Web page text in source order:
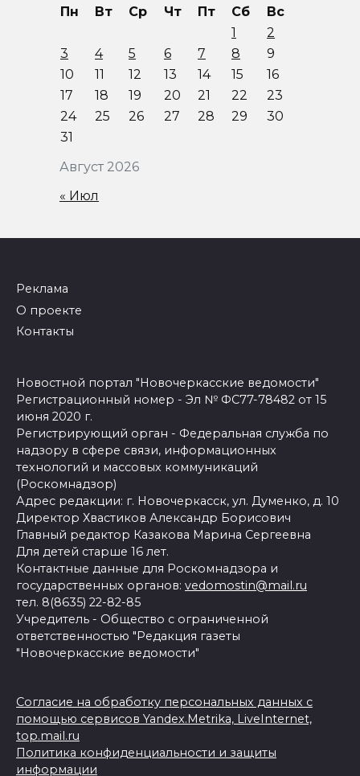
Август 2026
Пн Вт Ср Чт Пт Сб
Вс
1
2
3
4 5 6 7 8
9
10
11 12 13 14 15
16
17
18 19 20 21 22
23
24
25 26 27 28 29
30
31
« Июл
Реклама
О проекте
Контакты
Новостной портал "Новочеркасские ведомости"
Регистрационный номер - Эл № ФС77-78482 от 15
июня 2020 г.
Регистрирующий орган - Федеральная служба по
надзору в сфере связи, информационных
технологий и массовых коммуникаций
(Роскомнадзор)
Адрес редакции: г. Новочеркасск, ул. Думенко, д. 10
Директор Хвастиков Александр Борисович
Главный редактор Казакова Марина Сергеевна
Для детей старше 16 лет.
Контактные данные для Роскомнадзора и
государственных органов: vedomostin@mail.ru
тел. 8(8635) 22-82-85
Учредитель - Общество с ограниченной
ответственностью "Редакция газеты
"Новочеркасские ведомости"
Согласие на обработку персональных данных с
помощью сервисов Yandex.Metrika, LiveInternet,
top.mail.ru
Политика конфиденциальности и защиты
информации